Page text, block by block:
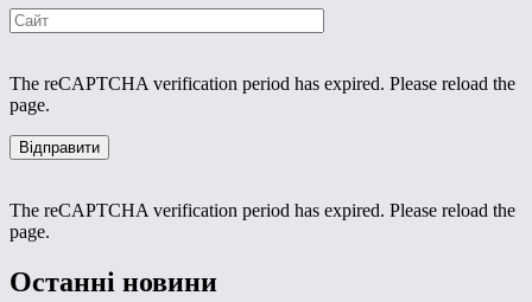
The reCAPTCHA verification period has expired. Please reload the
page.
The reCAPTCHA verification period has expired. Please reload the
page.
Останні новини